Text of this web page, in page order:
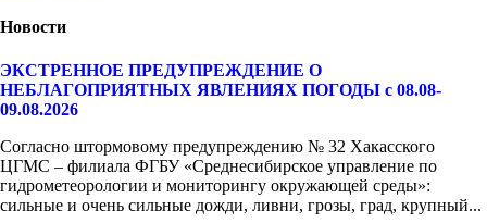
Новости
ЭКСТРЕННОЕ ПРЕДУПРЕЖДЕНИЕ О
НЕБЛАГОПРИЯТНЫХ ЯВЛЕНИЯХ ПОГОДЫ с 08.08-
09.08.2026
Согласно штормовому предупреждению № 32 Хакасского
ЦГМС – филиала ФГБУ «Среднесибирское управление по
гидрометеорологии и мониторингу окружающей среды»:
сильные и очень сильные дожди, ливни, грозы, град, крупный...